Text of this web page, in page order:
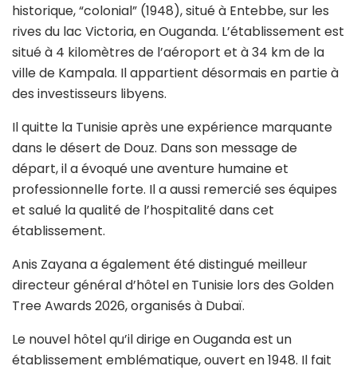
historique, “colonial” (1948), situé à Entebbe, sur les
rives du lac Victoria, en Ouganda. L’établissement est
situé à 4 kilomètres de l’aéroport et à 34 km de la
ville de Kampala. Il appartient désormais en partie à
des investisseurs libyens.
Il quitte la Tunisie après une expérience marquante
dans le désert de Douz. Dans son message de
départ, il a évoqué une aventure humaine et
professionnelle forte. Il a aussi remercié ses équipes
et salué la qualité de l’hospitalité dans cet
établissement.
Anis Zayana a également été distingué meilleur
directeur général d’hôtel en Tunisie lors des Golden
Tree Awards 2026, organisés à Dubaï.
Le nouvel hôtel qu’il dirige en Ouganda est un
établissement emblématique, ouvert en 1948. Il fait